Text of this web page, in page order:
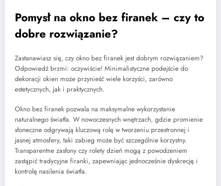
Pomysł na okno bez firanek – czy to
dobre rozwiązanie?
Zastanawiasz się, czy okno bez firanek jest dobrym rozwiązaniem?
Odpowiedź brzmi: oczywiście! Minimalistyczne podejście do
dekoracji okien może przynieść wiele korzyści, zarówno
estetycznych, jak i praktycznych.
Okno bez firanek pozwala na maksymalne wykorzystanie
naturalnego światła. W nowoczesnych wnętrzach, gdzie promienie
słoneczne odgrywają kluczową rolę w tworzeniu przestronnej i
jasnej atmosfery, taki zabieg może być szczególnie korzystny.
Transparentne zasłony czy rolety dzień mogą z powodzeniem
zastąpić tradycyjne firanki, zapewniając jednocześnie dyskrecję i
kontrolę nasilenia światła.